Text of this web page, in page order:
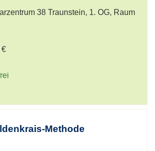
38 Traunstein, 1. OG, Raum
€
Methode